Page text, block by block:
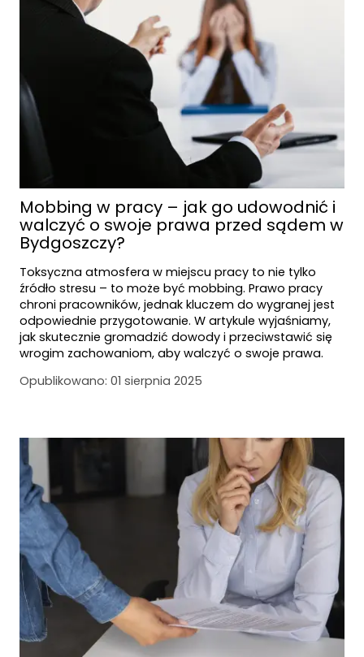
Mobbing w pracy – jak go udowodnić i
walczyć o swoje prawa przed sądem w
Bydgoszczy?
Toksyczna atmosfera w miejscu pracy to nie tylko
źródło stresu – to może być mobbing. Prawo pracy
chroni pracowników, jednak kluczem do wygranej jest
odpowiednie przygotowanie. W artykule wyjaśniamy,
jak skutecznie gromadzić dowody i przeciwstawić się
wrogim zachowaniom, aby walczyć o swoje prawa.
Opublikowano: 01 sierpnia 2025